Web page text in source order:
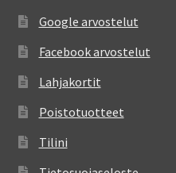
Google arvostelut
Facebook arvostelut
Lahjakortit
Poistotuotteet
Tilini